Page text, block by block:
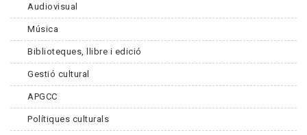
Audiovisual
Música
Biblioteques, llibre i edició
Gestió cultural
APGCC
Polítiques culturals